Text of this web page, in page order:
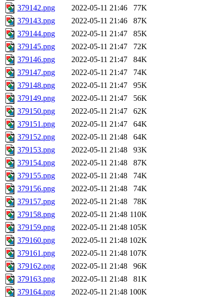
379142.png
2022-05-11 21:46
77K
379143.png
2022-05-11 21:46
87K
379144.png
2022-05-11 21:47
85K
379145.png
2022-05-11 21:47
72K
379146.png
2022-05-11 21:47
84K
379147.png
2022-05-11 21:47
74K
379148.png
2022-05-11 21:47
95K
379149.png
2022-05-11 21:47
56K
379150.png
2022-05-11 21:47
62K
379151.png
2022-05-11 21:47
64K
379152.png
2022-05-11 21:48
64K
379153.png
2022-05-11 21:48
93K
379154.png
2022-05-11 21:48
87K
379155.png
2022-05-11 21:48
74K
379156.png
2022-05-11 21:48
74K
379157.png
2022-05-11 21:48
78K
379158.png
2022-05-11 21:48 110K
379159.png
2022-05-11 21:48 105K
379160.png
2022-05-11 21:48 102K
379161.png
2022-05-11 21:48 107K
379162.png
2022-05-11 21:48
96K
379163.png
2022-05-11 21:48
81K
379164.png
2022-05-11 21:48 100K